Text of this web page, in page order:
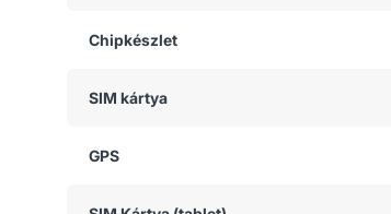
Chipkészlet
SIM kártya
GPS